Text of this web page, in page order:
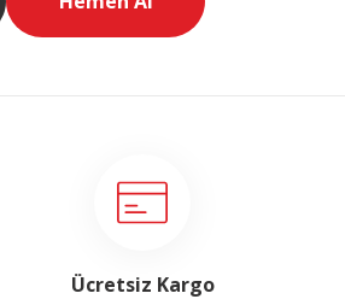
Ücretsiz Kargo